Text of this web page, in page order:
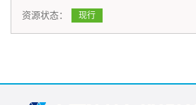
资源状态： 现行